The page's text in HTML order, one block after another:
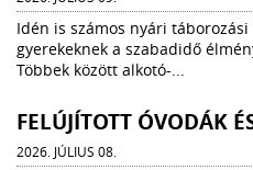
Idén is számos nyári
gyerekeknek a szabadidő
Többek között alkotó-...
FELÚJÍTOTT ÓVODÁK
2026. JÚLIUS 08.